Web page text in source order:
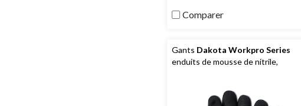
Comparer
Gants Dakota Workpro Series
enduits de mousse de nitrile,